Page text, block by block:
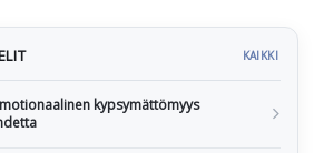
KAIKKI
kypsymättömyys